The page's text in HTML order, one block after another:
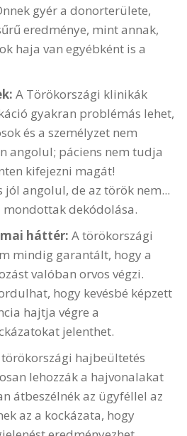
gyér a donorterülete,
eredménye, mint annak,
haja van egyébként is a
A Törökországi klinikák
gyakran problémás lehet,
és a személyzet nem
angolul; páciens nem tudja
kifejezni magát!
jól angolul, de az török nem...
mondottak dekódolása.
háttér: A törökországi
mindig garantált, hogy a
valóban orvos végzi.
hogy kevésbé képzett
hajtja végre a
jelenthet.
hajbeültetés
lehozzák a hajvonalakat
átbeszélnék az ügyféllel az
az a kockázata, hogy